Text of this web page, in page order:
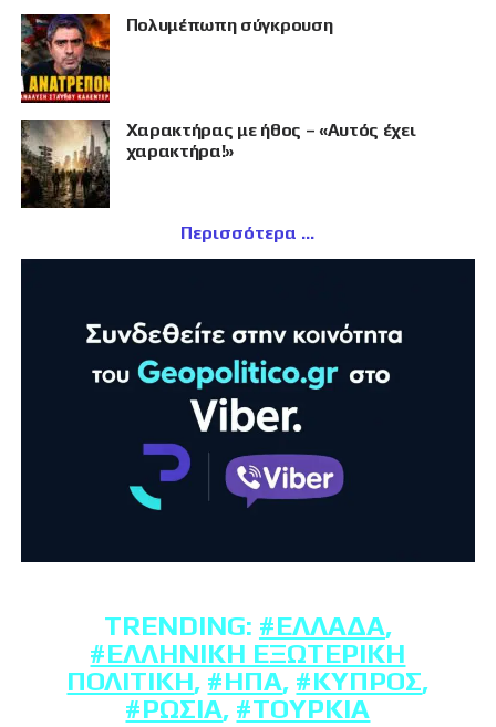
Πολυμέπωπη σύγκρουση
Χαρακτήρας με ήθος – «Αυτός έχει
χαρακτήρα!»
Περισσότερα
TRENDING: #ΕΛΛΆΔΑ,
#ΕΛΛΗΝΙΚΉ ΕΞΩΤΕΡΙΚΉ
ΠΟΛΙΤΙΚΉ, #ΗΠΑ, #ΚΎΠΡΟΣ,
#ΡΩΣΊΑ, #ΤΟΥΡΚΊΑ